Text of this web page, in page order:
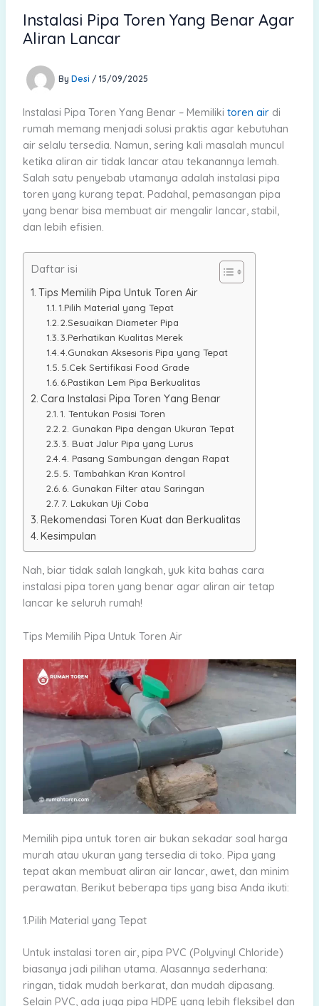
Instalasi Pipa Toren Yang Benar Agar
Aliran Lancar
By Desi / 15/09/2025
Instalasi Pipa Toren Yang Benar – Memiliki toren airdi
rumah memang menjadi solusi praktis agar kebutuhan
air selalu tersedia. Namun, sering kali masalah muncul
ketika aliran air tidak lancar atau tekanannya lemah.
Salah satu penyebab utamanya adalah instalasi pipa
toren yang kurang tepat. Padahal, pemasangan pipa
yang benar bisa membuat air mengalir lancar, stabil,
dan lebih efisien.
Daftar isi
Tips Memilih Pipa Untuk Toren Air
1.Pilih Material yang Tepat
2.Sesuaikan Diameter Pipa
3.Perhatikan Kualitas Merek
4.Gunakan Aksesoris Pipa yang Tepat
5.Cek Sertifikasi Food Grade
6.Pastikan Lem Pipa Berkualitas
Cara Instalasi Pipa Toren Yang Benar
1. Tentukan Posisi Toren
2. Gunakan Pipa dengan Ukuran Tepat
3. Buat Jalur Pipa yang Lurus
4. Pasang Sambungan dengan Rapat
5. Tambahkan Kran Kontrol
6. Gunakan Filter atau Saringan
7. Lakukan Uji Coba
Rekomendasi Toren Kuat dan Berkualitas
Kesimpulan
Nah, biar tidak salah langkah, yuk kita bahas cara
instalasi pipa toren yang benar agar aliran air tetap
lancar ke seluruh rumah!
Tips Memilih Pipa Untuk Toren Air
Memilih pipa untuk toren air bukan sekadar soal harga
murah atau ukuran yang tersedia di toko. Pipa yang
tepat akan membuat aliran air lancar, awet, dan minim
perawatan. Berikut beberapa tips yang bisa Anda ikuti:
1.Pilih Material yang Tepat
Untuk instalasi toren air, pipa PVC (Polyvinyl Chloride)
biasanya jadi pilihan utama. Alasannya sederhana:
ringan, tidak mudah berkarat, dan mudah dipasang.
Selain PVC, ada juga pipa HDPE yang lebih fleksibel dan